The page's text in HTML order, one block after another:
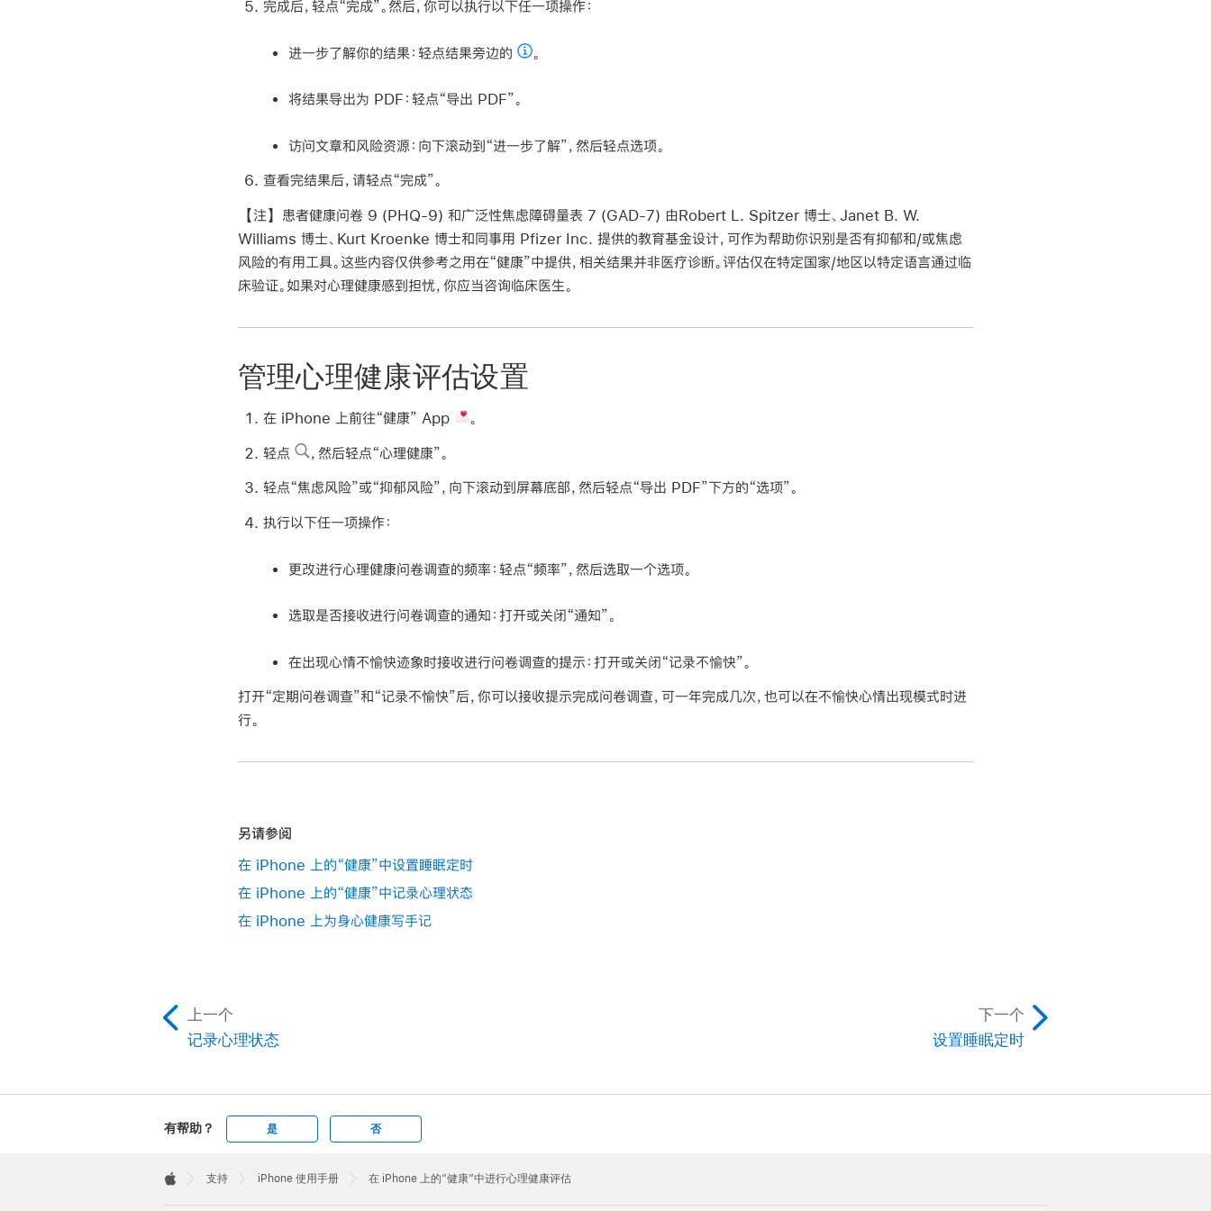
完成后，轻点“完成”。然后，你可以执行以下任一项操作：
进一步了解你的结果： 轻点结果旁边的 。
将结果导出为 PDF： 轻点“导出 PDF”。
访问文章和风险资源： 向下滚动到“进一步了解”，然后轻点选项。
查看完结果后，请轻点“完成”。
【注】 患者健康问卷 9 (PHQ-9) 和广泛性焦虑障碍量表 7 (GAD-7) 由Robert L. Spitzer 博士、Janet B. W.
Williams 博士、Kurt Kroenke 博士和同事用 Pfizer Inc. 提供的教育基金设计，可作为帮助你识别是否有抑郁和/或焦虑
风险的有用工具。这些内容仅供参考之用在“健康”中提供，相关结果并非医疗诊断。评估仅在特定国家/地区以特定语言通过临
床验证。如果对心理健康感到担忧，你应当咨询临床医生。
管理心理健康评估设置
在 iPhone 上前往“健康” App 。
轻点 ，然后轻点“心理健康”。
轻点“焦虑风险”或“抑郁风险”，向下滚动到屏幕底部，然后轻点“导出 PDF”下方的“选项”。
执行以下任一项操作：
更改进行心理健康问卷调查的频率： 轻点“频率”，然后选取一个选项。
选取是否接收进行问卷调查的通知： 打开或关闭“通知”。
在出现心情不愉快迹象时接收进行问卷调查的提示： 打开或关闭“记录不愉快”。
打开“定期问卷调查”和“记录不愉快”后，你可以接收提示完成问卷调查，可一年完成几次，也可以在不愉快心情出现模式时进
行。
另请参阅
在 iPhone 上的“健康”中设置睡眠定时
在 iPhone 上的“健康”中记录心理状态
在 iPhone 上为身心健康写手记
上一个
记录心理状态
下一个
设置睡眠定时
有帮助？ 是 否
Footer

支持 iPhone 使用手册 在 iPhone 上的“健康”中进行心理健康评估